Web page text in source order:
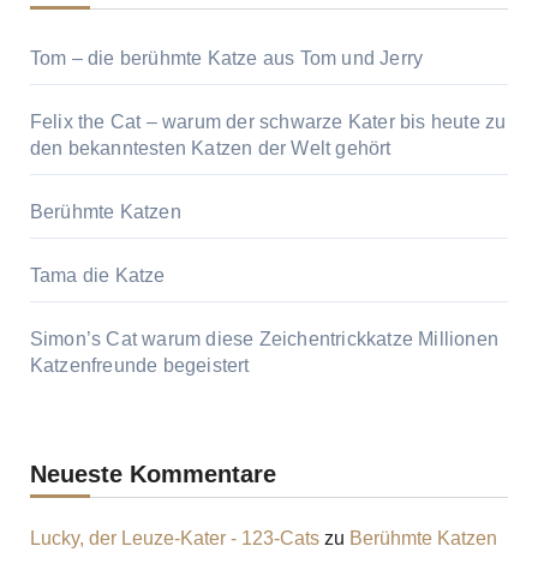
Tom – die berühmte Katze aus Tom und Jerry
Felix the Cat – warum der schwarze Kater bis heute zu
den bekanntesten Katzen der Welt gehört
Berühmte Katzen
Tama die Katze
Simon’s Cat warum diese Zeichentrickkatze Millionen
Katzenfreunde begeistert
Neueste Kommentare
Lucky, der Leuze-Kater - 123-Catszu Berühmte Katzen